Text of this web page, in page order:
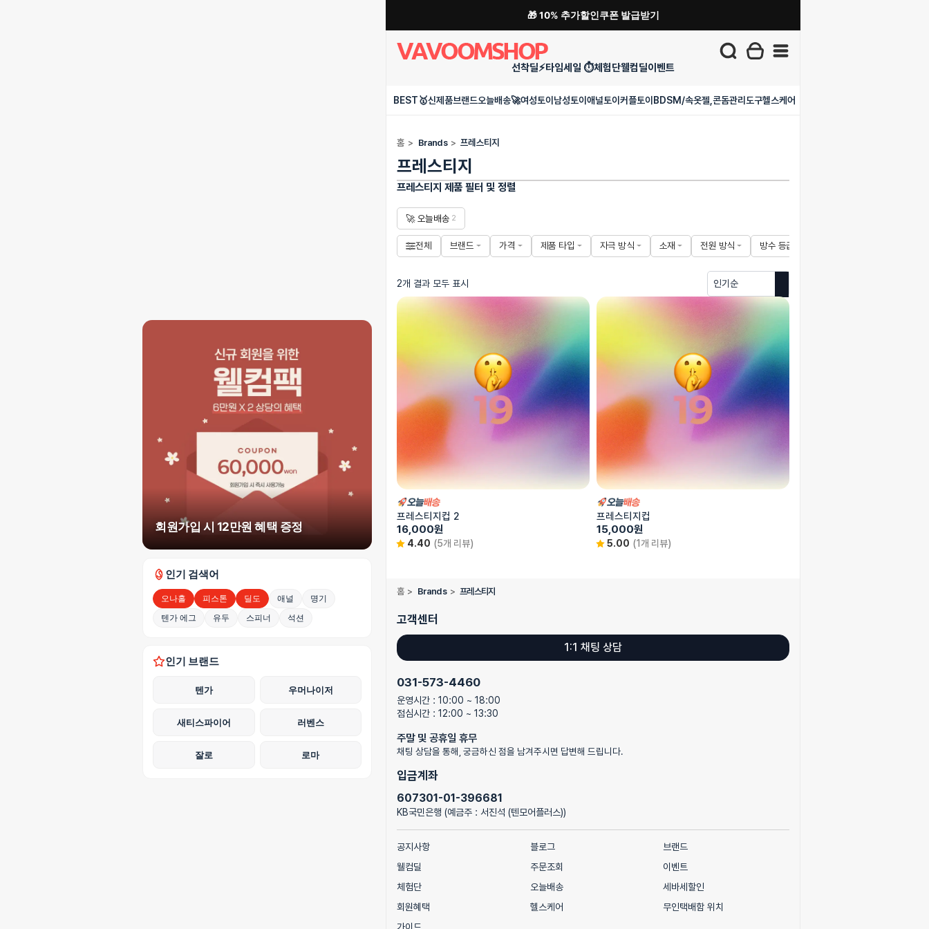
회원가입 시 12만원 혜택 증정
인기 검색어
오나홀 피스톤 딜도 애널
명기
텐가 에그
유두 스피너 석션
인기 브랜드
텐가 우머나이저
새티스파이어 러벤스
잘로 로마
🎁 10% 추가할인쿠폰 발급받기
선착딜⚡타임세일 ⏱️체험단웰컴딜이벤트
BEST🥇신제품브랜드오늘배송🚀여성토이 남성토이 애널토이 커플토이 BDSM/속옷젤,콘돔관리도구헬스케어
홈 > Brands>프레스티지
프레스티지
프레스티지 제품 필터 및 정렬
🚀 오늘배송 2
전체 브랜드 가격 제품 타입 자극 방식 소재 전원 방식 방수 등급
2개 결과 모두 표시
프레스티지컵 2
16,000원
4.40 (5개 리뷰)
프레스티지컵
15,000원
5.00 (1개 리뷰)
홈> Brands> 프레스티지
고객센터
1:1 채팅 상담
031-573-4460
운영시간 : 10:00 ~ 18:00
점심시간 : 12:00 ~ 13:30
주말 및 공휴일 휴무
채팅 상담을 통해, 궁금하신 점을 남겨주시면 답변해 드립니다.
입금계좌
607301-01-396681
KB국민은행 (예금주 : 서진석 (텐모어플러스))
공지사항 블로그
브랜드
웰컴딜
주문조회
이벤트
체험단
오늘배송
세바세할인
회원혜택
헬스케어
무인택배함 위치